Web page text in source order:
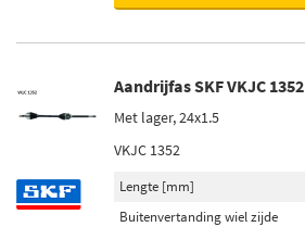
Aandrijfas SKF VKJC 1352
Met lager, 24x1.5
VKJC 1352
Lengte [mm]
Buitenvertanding wiel zijde